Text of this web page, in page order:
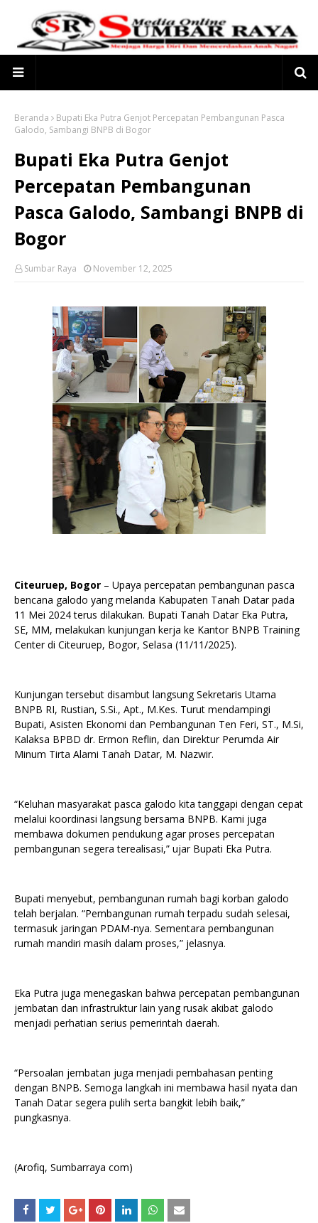
Beranda
Bupati Eka Putra Genjot Percepatan Pembangunan Pasca
Galodo, Sambangi BNPB di Bogor
Bupati Eka Putra Genjot
Percepatan Pembangunan
Pasca Galodo, Sambangi BNPB di
Bogor
Sumbar Raya November 12, 2025
Citeuruep, Bogor – Upaya percepatan pembangunan pasca
bencana galodo yang melanda Kabupaten Tanah Datar pada
11 Mei 2024 terus dilakukan. Bupati Tanah Datar Eka Putra,
SE, MM, melakukan kunjungan kerja ke Kantor BNPB Training
Center di Citeuruep, Bogor, Selasa (11/11/2025).
Kunjungan tersebut disambut langsung Sekretaris Utama
BNPB RI, Rustian, S.Si., Apt., M.Kes. Turut mendampingi
Bupati, Asisten Ekonomi dan Pembangunan Ten Feri, ST., M.Si,
Kalaksa BPBD dr. Ermon Reflin, dan Direktur Perumda Air
Minum Tirta Alami Tanah Datar, M. Nazwir.
“Keluhan masyarakat pasca galodo kita tanggapi dengan cepat
melalui koordinasi langsung bersama BNPB. Kami juga
membawa dokumen pendukung agar proses percepatan
pembangunan segera terealisasi,” ujar Bupati Eka Putra.
Bupati menyebut, pembangunan rumah bagi korban galodo
telah berjalan. “Pembangunan rumah terpadu sudah selesai,
termasuk jaringan PDAM-nya. Sementara pembangunan
rumah mandiri masih dalam proses,” jelasnya.
Eka Putra juga menegaskan bahwa percepatan pembangunan
jembatan dan infrastruktur lain yang rusak akibat galodo
menjadi perhatian serius pemerintah daerah.
“Persoalan jembatan juga menjadi pembahasan penting
dengan BNPB. Semoga langkah ini membawa hasil nyata dan
Tanah Datar segera pulih serta bangkit lebih baik,”
pungkasnya.
(Arofiq, Sumbarraya com)